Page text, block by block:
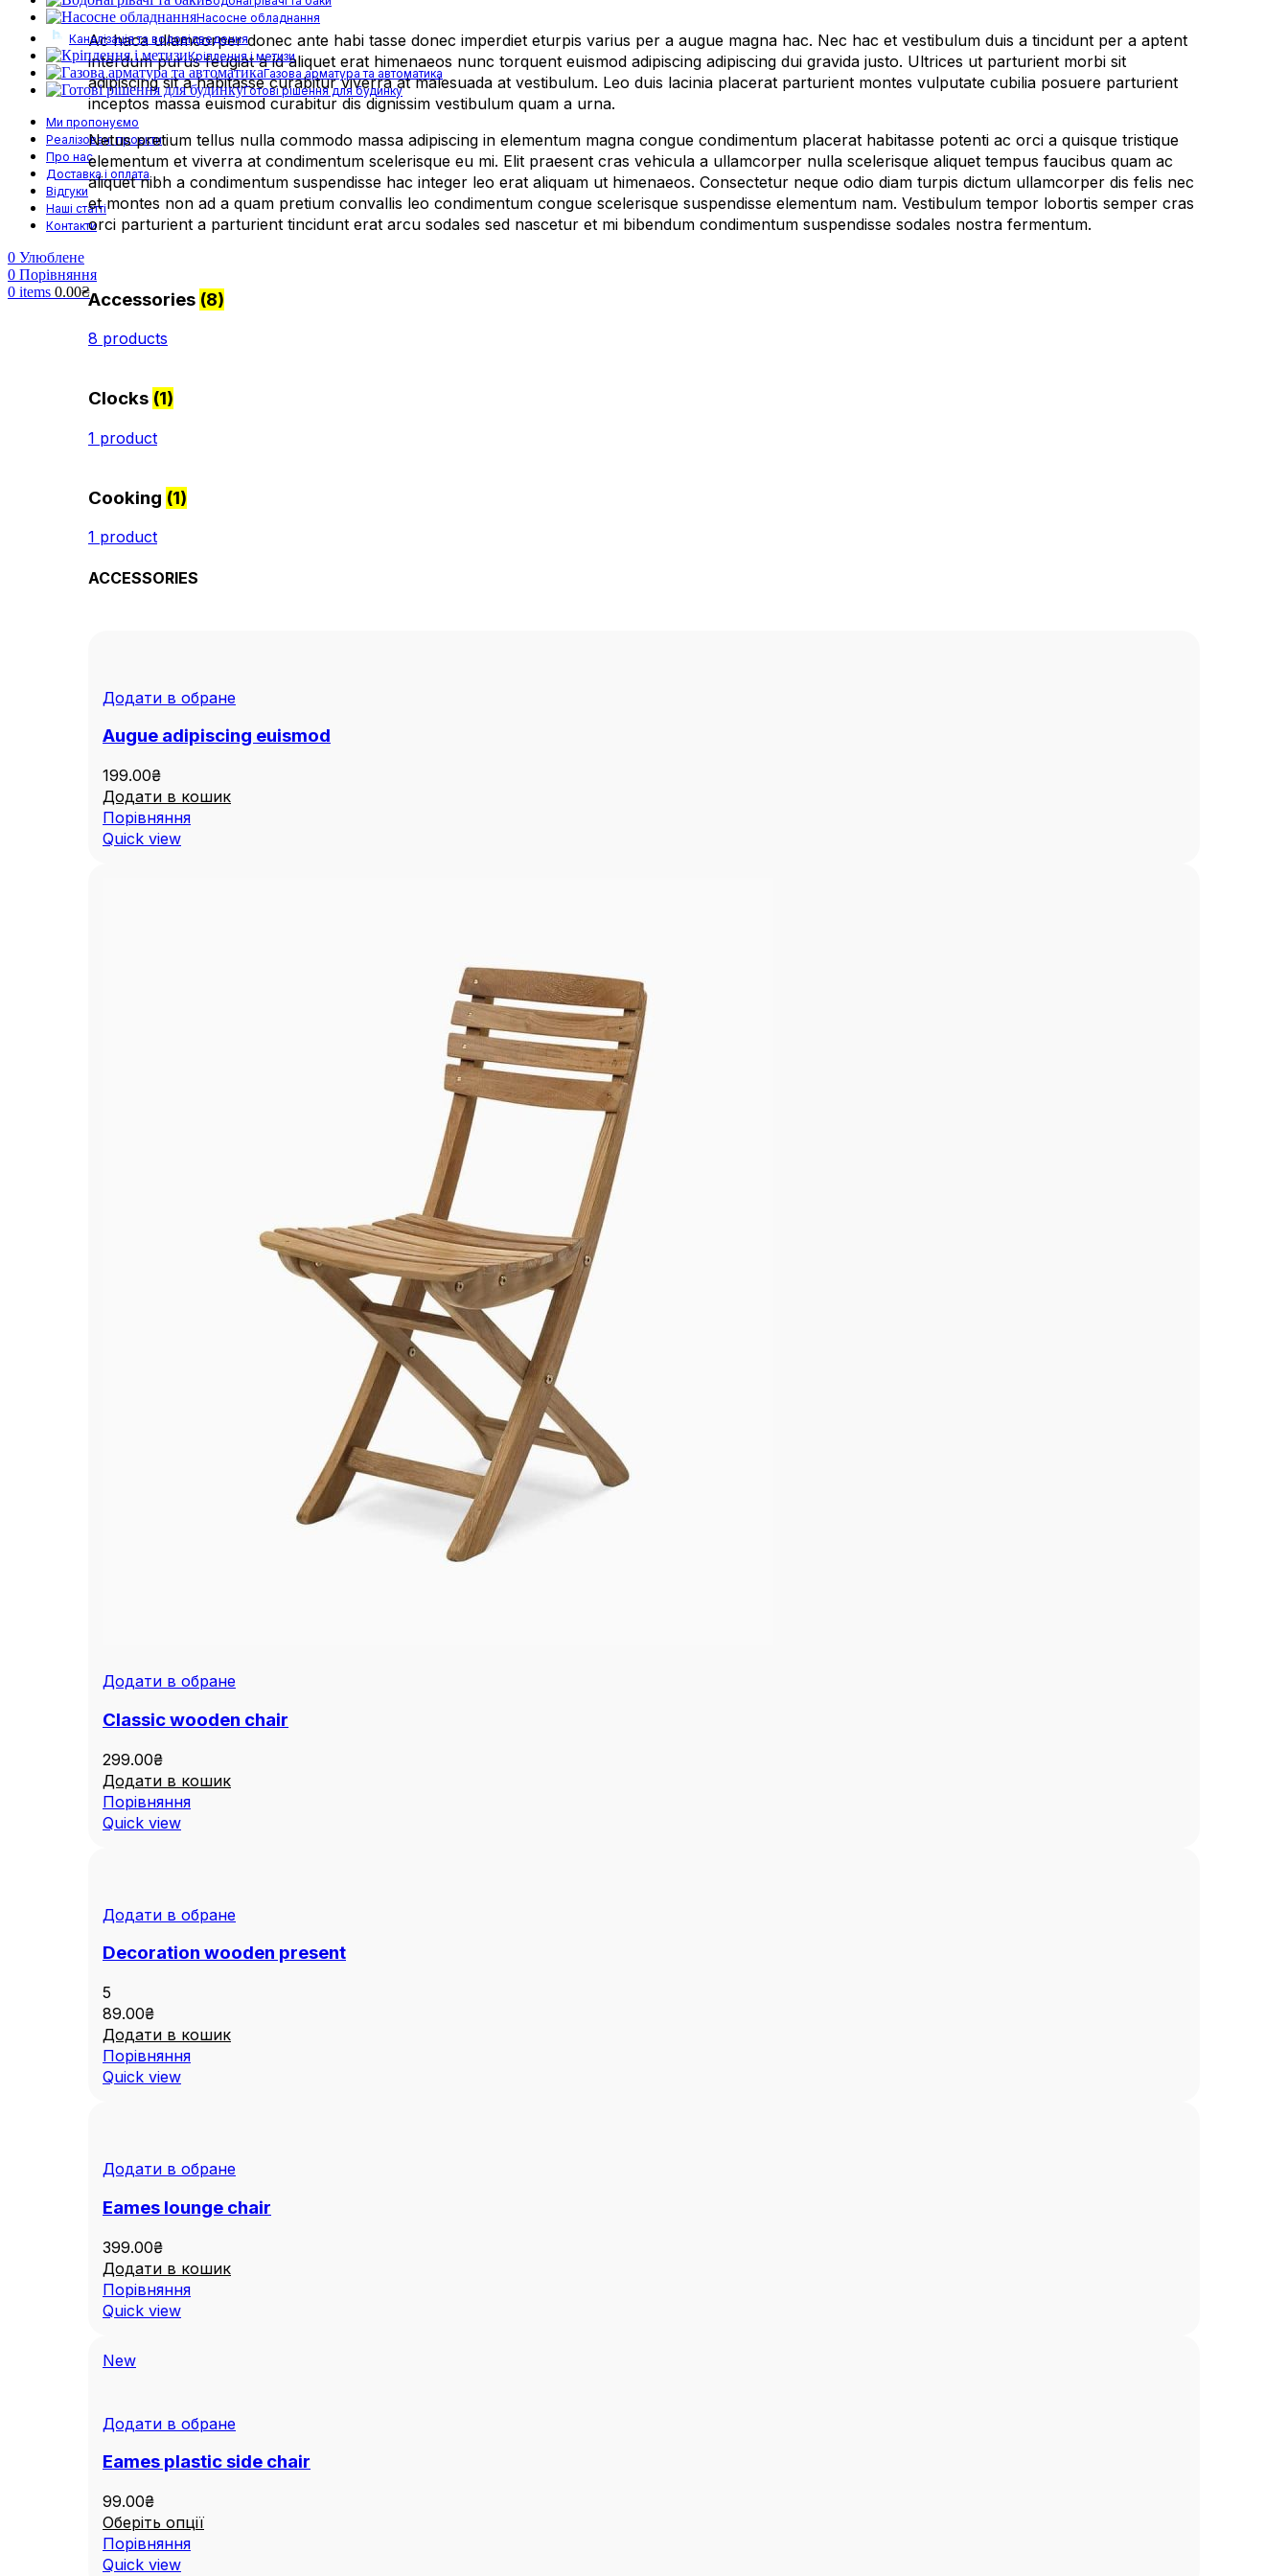
Насосне обладнання
Каналізація та водовідведення
Кріплення і метизи
Газова арматура та автоматика
Готові рішення для будинку
Ми пропонуємо
Реалізовані проєкти
Про нас
Доставка і оплата
Відгуки
Наші статті
Контакти
0 Улюблене
0 Порівняння
0 items 0.00₴
Ac haca ullamcorper donec ante habi tasse donec imperdiet eturpis varius per a augue magna hac. Nec hac et vestibulum duis a tincidunt per a aptent
interdum purus feugiat a id aliquet erat himenaeos nunc torquent euismod adipiscing adipiscing dui gravida justo. Ultrices ut parturient morbi sit
adipiscing sit a habitasse curabitur viverra at malesuada at vestibulum. Leo duis lacinia placerat parturient montes vulputate cubilia posuere parturient
inceptos massa euismod curabitur dis dignissim vestibulum quam a urna.
Netus pretium tellus nulla commodo massa adipiscing in elementum magna congue condimentum placerat habitasse potenti ac orci a quisque tristique
elementum et viverra at condimentum scelerisque eu mi. Elit praesent cras vehicula a ullamcorper nulla scelerisque aliquet tempus faucibus quam ac
aliquet nibh a condimentum suspendisse hac integer leo erat aliquam ut himenaeos. Consectetur neque odio diam turpis dictum ullamcorper dis felis nec
et montes non ad a quam pretium convallis leo condimentum congue scelerisque suspendisse elementum nam. Vestibulum tempor lobortis semper cras
orci parturient a parturient tincidunt erat arcu sodales sed nascetur et mi bibendum condimentum suspendisse sodales nostra fermentum.
Accessories (8)
8 products
Clocks (1)
1 product
Cooking (1)
1 product
ACCESSORIES
Додати в обране
Augue adipiscing euismod
199.00₴
Додати в кошик
Порівняння
Quick view
Додати в обране
Classic wooden chair
299.00₴
Додати в кошик
Порівняння
Quick view
Додати в обране
Decoration wooden present
5
89.00₴
Додати в кошик
Порівняння
Quick view
Додати в обране
Eames lounge chair
399.00₴
Додати в кошик
Порівняння
Quick view
New
Додати в обране
Eames plastic side chair
99.00₴
Оберіть опції
Порівняння
Quick view